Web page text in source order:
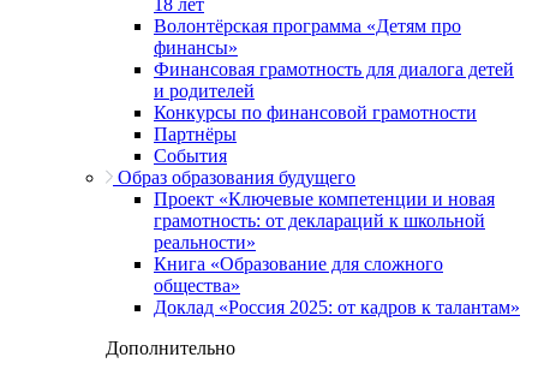
18 лет
Волонтёрская программа «Детям про
финансы»
Финансовая грамотность для диалога детей
и родителей
Конкурсы по финансовой грамотности
Партнёры
События
Образ образования будущего
Проект «Ключевые компетенции и новая
грамотность: от деклараций к школьной
реальности»
Книга «Образование для сложного
общества»
Доклад «Россия 2025: от кадров к талантам»
Дополнительно